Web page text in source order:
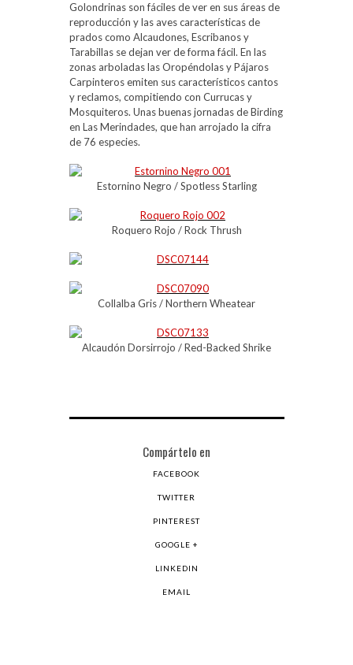
Golondrinas son fáciles de ver en sus áreas de
reproducción y las aves características de
prados como Alcaudones, Escribanos y
Tarabillas se dejan ver de forma fácil. En las
zonas arboladas las Oropéndolas y Pájaros
Carpinteros emiten sus característicos cantos
y reclamos, compitiendo con Currucas y
Mosquiteros. Unas buenas jornadas de Birding
en Las Merindades, que han arrojado la cifra
de 76 especies.
Estornino Negro / Spotless Starling
Roquero Rojo / Rock Thrush
Collalba Gris / Northern Wheatear
Alcaudón Dorsirrojo / Red-Backed Shrike
Compártelo en
FACEBOOK
TWITTER
PINTEREST
GOOGLE +
LINKEDIN
EMAIL